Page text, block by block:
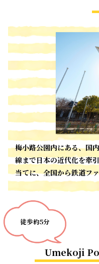
梅小路公園内にある、国
線まで日本の近代化を牽
当てに、全国から鉄道フ
徒歩約5分
Umekoji